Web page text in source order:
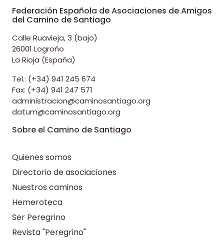
Federación Española de Asociaciones de Amigos
del Camino de Santiago
Calle Ruavieja, 3 (bajo)
26001 Logroño
La Rioja (España)
Tel.: (+34) 941 245 674
Fax: (+34) 941 247 571
administracion@caminosantiago.org
datum@caminosantiago.org
Sobre el Camino de Santiago
Quienes somos
Directorio de asociaciones
Nuestros caminos
Hemeroteca
Ser Peregrino
Revista "Peregrino"